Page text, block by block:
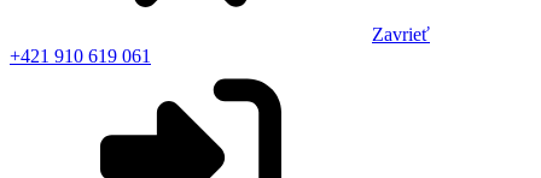
Zavrieť
+421 910 619 061